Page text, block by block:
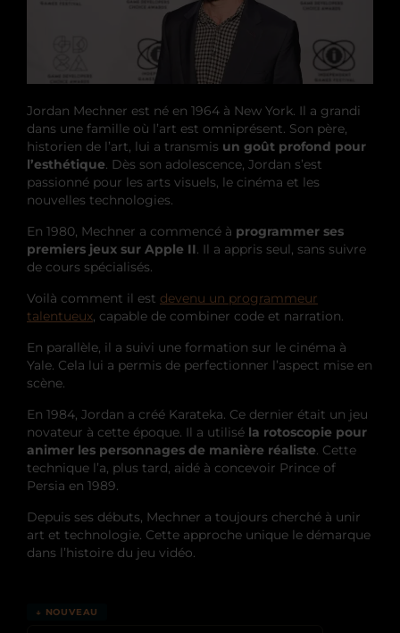
Jordan Mechner est né en 1964 à New York. Il a grandi
dans une famille où l’art est omniprésent. Son père,
historien de l’art, lui a transmis un goût profond pour
l’esthétique. Dès son adolescence, Jordan s’est
passionné pour les arts visuels, le cinéma et les
nouvelles technologies.
En 1980, Mechner a commencé à programmer ses
premiers jeux sur Apple II. Il a appris seul, sans suivre
de cours spécialisés.
Voilà comment il est devenu un programmeur
talentueux, capable de combiner code et narration.
En parallèle, il a suivi une formation sur le cinéma à
Yale. Cela lui a permis de perfectionner l’aspect mise en
scène.
En 1984, Jordan a créé Karateka. Ce dernier était un jeu
novateur à cette époque. Il a utilisé la rotoscopie pour
animer les personnages de manière réaliste. Cette
technique l’a, plus tard, aidé à concevoir Prince of
Persia en 1989.
Depuis ses débuts, Mechner a toujours cherché à unir
art et technologie. Cette approche unique le démarque
dans l’histoire du jeu vidéo.
↓ NOUVEAU